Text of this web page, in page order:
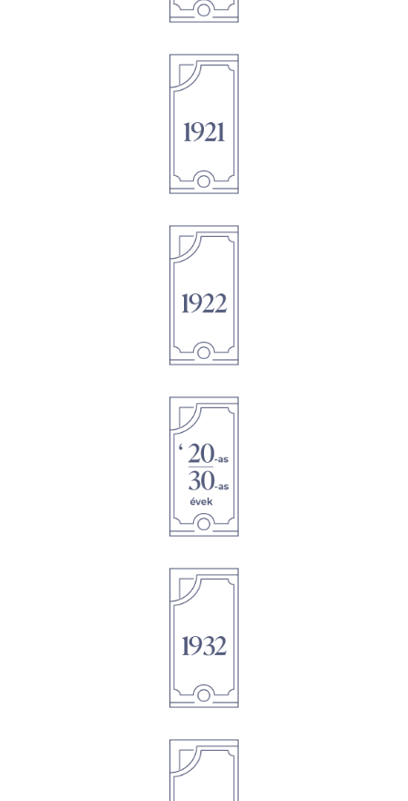
1895
1895
1895
1895